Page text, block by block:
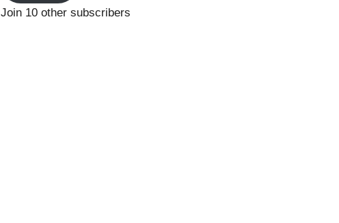
Join 10 other subscribers